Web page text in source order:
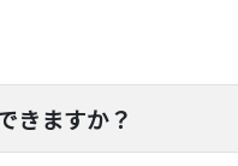
きますか？